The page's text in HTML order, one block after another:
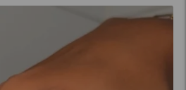
(Apple) Fruit Extract,
Extract, Benzyl Alcohol,
Sucrose,
Acid, Acetyl Cedrene,